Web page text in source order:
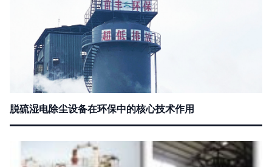
脱硫湿电除尘设备在环保中的核心技术作用